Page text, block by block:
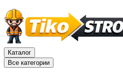
Каталог
Все категории